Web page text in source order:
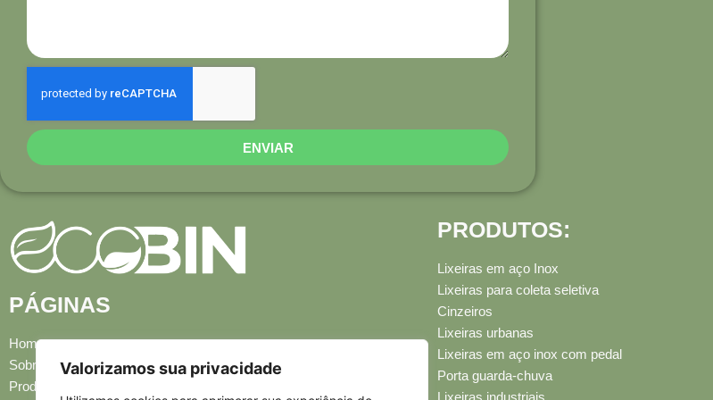
Valorizamos sua privacidade
ENVIAR
PÁGINAS
Home
Sobre Nós
Produtos
PRODUTOS:
Lixeiras em aço Inox
Lixeiras para coleta seletiva
Cinzeiros
Lixeiras urbanas
Lixeiras em aço inox com pedal
Porta guarda-chuva